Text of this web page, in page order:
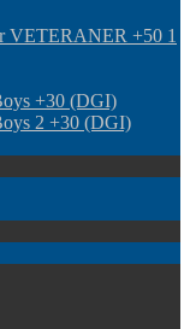
VETERANER +50 1
+30 (DGI)
2 +30 (DGI)